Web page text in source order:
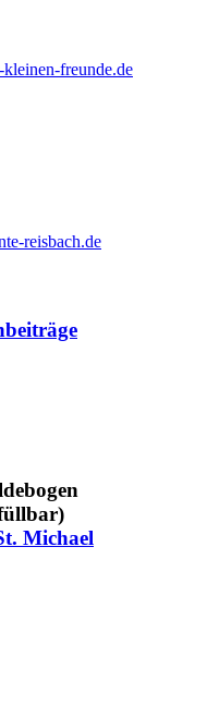
freunde.de
reisbach.de
Michael